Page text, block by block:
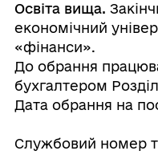
Освіта вища.
економічний
«фінанси».
До обрання
бухгалтером
Дата обрання на
Службовий номер